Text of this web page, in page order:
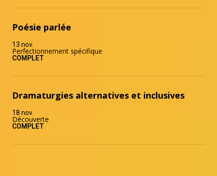
Poésie parlée
13 nov.
Perfectionnement spécifique
COMPLET
Dramaturgies alternatives et inclusives
18 nov.
Découverte
COMPLET